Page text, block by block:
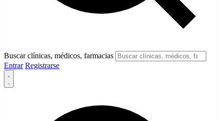
Buscar clínicas, médicos, farmacias
Entrar Registrarse